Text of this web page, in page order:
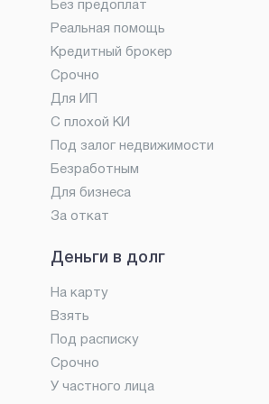
Без предоплат
Реальная помощь
Кредитный брокер
Срочно
Для ИП
С плохой КИ
Под залог недвижимости
Безработным
Для бизнеса
За откат
Деньги в долг
На карту
Взять
Под расписку
Срочно
У частного лица